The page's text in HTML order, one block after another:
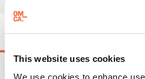
This website uses cookies
We use cookies to enhance